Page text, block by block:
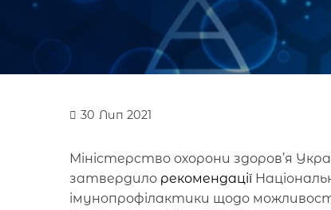
30 Лип 2021
Міністерство охорони здоров’я
затвердило рекомендації
імунопрофілактики щодо можливості